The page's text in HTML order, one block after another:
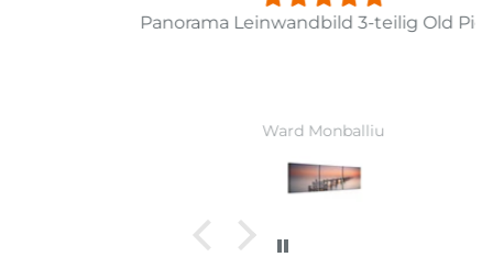
Panorama Leinwandbild 3-teilig Old Pier Ii
Ward Monballiu